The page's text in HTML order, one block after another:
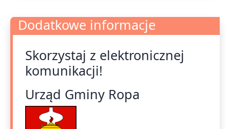
Dodatkowe informacje
Dodatkowe informacje
Skorzystaj z elektronicznej
komunikacji!
Urząd Gminy Ropa